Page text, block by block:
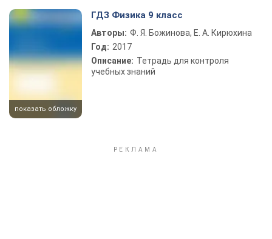
показать обложку
ГДЗ Физика 9 класс
Авторы: Ф. Я. Божинова, Е. А. Кирюхина
Год: 2017
Описание: Тетрадь для контроля
учебных знаний